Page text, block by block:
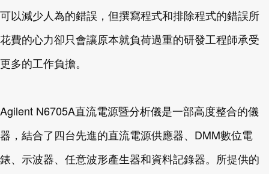
可以減少人為的錯誤，但撰寫程式和排除程式的錯誤所
花費的心力卻只會讓原本就負荷過重的研發工程師承受
更多的工作負擔。
Agilent N6705A直流電源暨分析儀是一部高度整合的儀
器，結合了四台先進的直流電源供應器、DMM數位電
錶、示波器、任意波形產生器和資料記錄器。所提供的